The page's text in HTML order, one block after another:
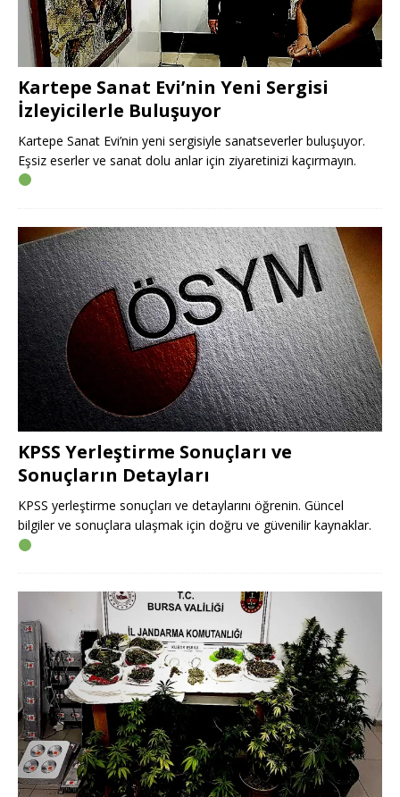
Kartepe Sanat Evi’nin Yeni Sergisi
İzleyicilerle Buluşuyor
Kartepe Sanat Evi’nin yeni sergisiyle sanatseverler buluşuyor.
Eşsiz eserler ve sanat dolu anlar için ziyaretinizi kaçırmayın.
KPSS Yerleştirme Sonuçları ve
Sonuçların Detayları
KPSS yerleştirme sonuçları ve detaylarını öğrenin. Güncel
bilgiler ve sonuçlara ulaşmak için doğru ve güvenilir kaynaklar.